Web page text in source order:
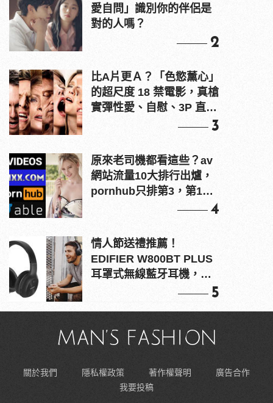
愛自問」識別你的伴侶是
對的人嗎？
2
比A片更Ａ？「色慾薰心」
的超尺度 18 禁電影，真槍
實彈性愛、自慰、3P 直接
3
原來老司機都看這些？av
網站流量10大排行出爐，
pornhub只排第3，第1名
4
情人節送禮推薦！
EDIFIER W800BT PLUS
耳罩式無線藍牙耳機，在
5
關於我們 隱私權政策 著作權聲明
廣告合作
我要投稿